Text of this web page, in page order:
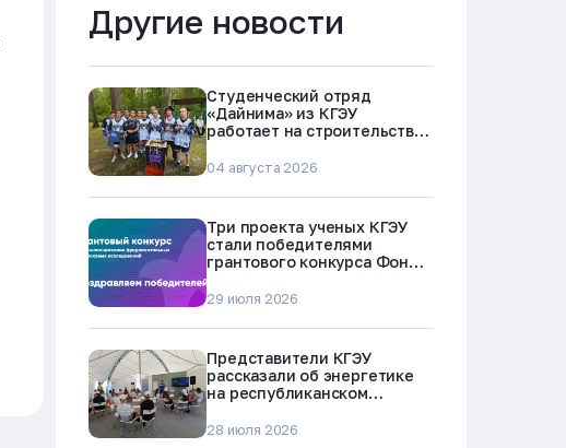
Другие новости
Студенческий отряд
«Дайнима» из КГЭУ
работает на строительстве
04 августа 2026
Три проекта ученых КГЭУ
стали победителями
грантового конкурса Фонда
Республики Татарстан
29 июля 2026
Представители КГЭУ
рассказали об энергетике
на республиканском
«Профессии будущего»
28 июля 2026